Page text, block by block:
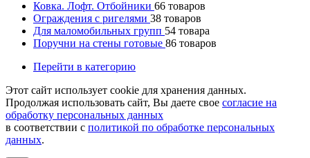
Ковка. Лофт. Отбойники 66 товаров
Ограждения с ригелями 38 товаров
Для маломобильных групп 54 товара
Поручни на стены готовые 86 товаров
Перейти в категорию
Этот сайт использует cookie для хранения данных.
Продолжая использовать сайт, Вы даете свое согласие на
обработку персональных данных
в соответствии с политикой по обработке персональных
данных.